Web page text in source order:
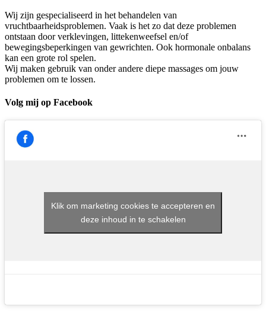
Wij zijn gespecialiseerd in het behandelen van
vruchtbaarheidsproblemen. Vaak is het zo dat deze problemen
ontstaan door verklevingen, littekenweefsel en/of
bewegingsbeperkingen van gewrichten. Ook hormonale onbalans
kan een grote rol spelen.
Wij maken gebruik van onder andere diepe massages om jouw
problemen om te lossen.
Volg mij op Facebook
Klik om marketing cookies te accepteren en
deze inhoud in te schakelen